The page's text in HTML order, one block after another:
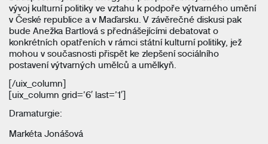
vývoj kulturní politiky ve vztahu k podpoře výtvarného umění
v České republice a v Maďarsku. V závěrečné diskusi pak
bude Anežka Bartlová s přednášejícími debatovat o
konkrétních opatřeních v rámci státní kulturní politiky, jež
mohou v současnosti přispět ke zlepšení sociálního
postavení výtvarných umělců a umělkyň.
[/uix_column]
[uix_column grid=’6′ last=’1′]
Dramaturgie:
Markéta Jonášová